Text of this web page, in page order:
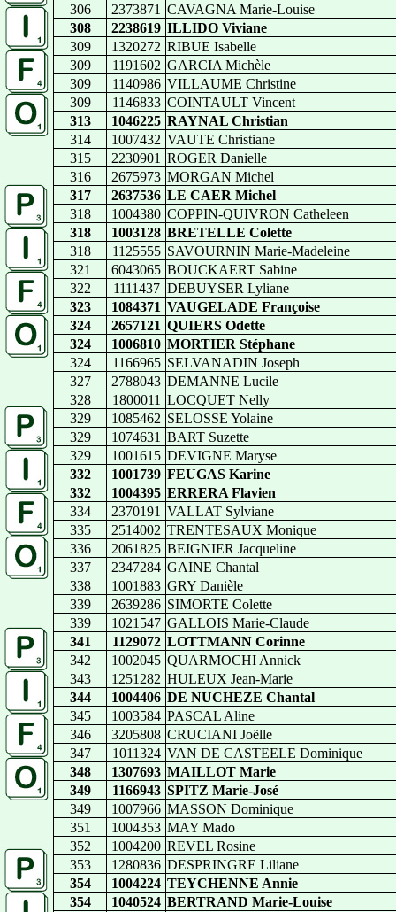
306
2373871 CAVAGNA Marie-Louise
308
2238619 ILLIDO Viviane
309
1320272 RIBUE Isabelle
309
1191602 GARCIA Michèle
309
1140986 VILLAUME Christine
309
1146833 COINTAULT Vincent
313
1046225 RAYNAL Christian
314
1007432 VAUTE Christiane
315
2230901 ROGER Danielle
316
2675973 MORGAN Michel
317
2637536 LE CAER Michel
318
1004380 COPPIN-QUIVRON Catheleen
318
1003128 BRETELLE Colette
318
1125555 SAVOURNIN Marie-Madeleine
321
6043065 BOUCKAERT Sabine
322
1111437 DEBUYSER Lyliane
323
1084371 VAUGELADE Françoise
324
2657121 QUIERS Odette
324
1006810 MORTIER Stéphane
324
1166965 SELVANADIN Joseph
327
2788043 DEMANNE Lucile
328
1800011 LOCQUET Nelly
329
1085462 SELOSSE Yolaine
329
1074631 BART Suzette
329
1001615 DEVIGNE Maryse
332
1001739 FEUGAS Karine
332
1004395 ERRERA Flavien
334
2370191 VALLAT Sylviane
335
2514002 TRENTESAUX Monique
336
2061825 BEIGNIER Jacqueline
337
2347284 GAINE Chantal
338
1001883 GRY Danièle
339
2639286 SIMORTE Colette
339
1021547 GALLOIS Marie-Claude
341
1129072 LOTTMANN Corinne
342
1002045 QUARMOCHI Annick
343
1251282 HULEUX Jean-Marie
344
1004406 DE NUCHEZE Chantal
345
1003584 PASCAL Aline
346
3205808 CRUCIANI Joëlle
347
1011324 VAN DE CASTEELE Dominique
348
1307693 MAILLOT Marie
349
1166943 SPITZ Marie-José
349
1007966 MASSON Dominique
351
1004353 MAY Mado
352
1004200 REVEL Rosine
353
1280836 DESPRINGRE Liliane
354
1004224 TEYCHENNE Annie
354
1040524 BERTRAND Marie-Louise